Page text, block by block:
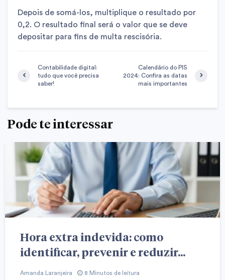
Depois de somá-los, multiplique o resultado por
0,2. O resultado final será o valor que se deve
depositar para fins de multa rescisória.
Contabilidade digital:
tudo que você precisa
saber!
Calendário do PIS
2024: Confira as datas
mais importantes
Pode te interessar
Hora extra indevida: como
identificar, prevenir e reduzir...
Amanda Laranjeira 8 Minutos de leitura